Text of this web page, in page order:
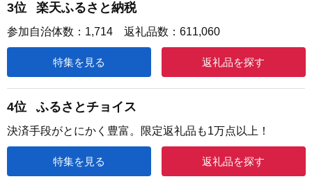
3位 楽天ふるさと納税
参加自治体数：1,714 返礼品数：611,060
特集を見る 返礼品を探す
4位 ふるさとチョイス
決済手段がとにかく豊富。限定返礼品も1万点以上！
特集を見る 返礼品を探す